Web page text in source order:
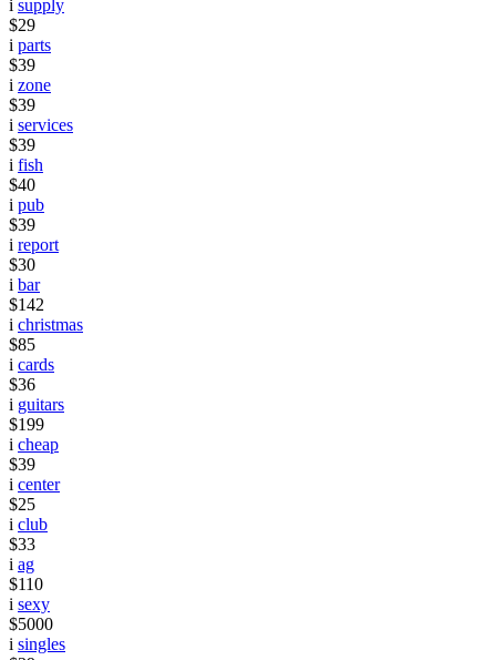
i supply
$29
i parts
$39
i zone
$39
i services
$39
i fish
$40
i pub
$39
i report
$30
i bar
$142
i christmas
$85
i cards
$36
i guitars
$199
i cheap
$39
i center
$25
i club
$33
i ag
$110
i sexy
$5000
i singles